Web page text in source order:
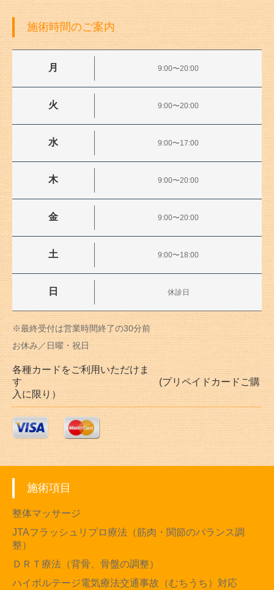
施術時間のご案内
月 9:00〜20:00
火 9:00〜20:00
水 9:00〜17:00
木 9:00〜20:00
金 9:00〜20:00
土 9:00〜18:00
日 休診日
※最終受付は営業時間終了の30分前
お休み／日曜・祝日
各種カードをご利用いただけま
す (プリペイドカードご購
入に限り）
施術項目
整体マッサージ
JTAフラッシュリプロ療法（筋肉・関節のバランス調
整）
ＤＲＴ療法（背骨、骨盤の調整）
ハイボルテージ電気療法交通事故（むちうち）対応